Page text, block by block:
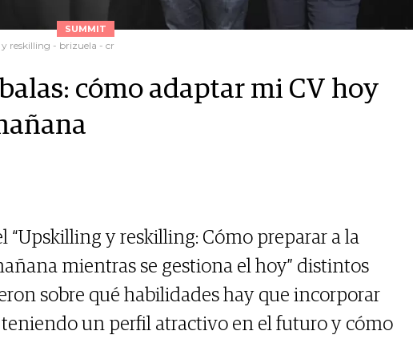
SUMMIT
reskilling - brizuela - cr
cómo adaptar mi CV hoy
“Upskilling y reskilling: Cómo preparar a la
mientras se gestiona el hoy” distintos
sobre qué habilidades hay que incorporar
un perfil atractivo en el futuro y cómo